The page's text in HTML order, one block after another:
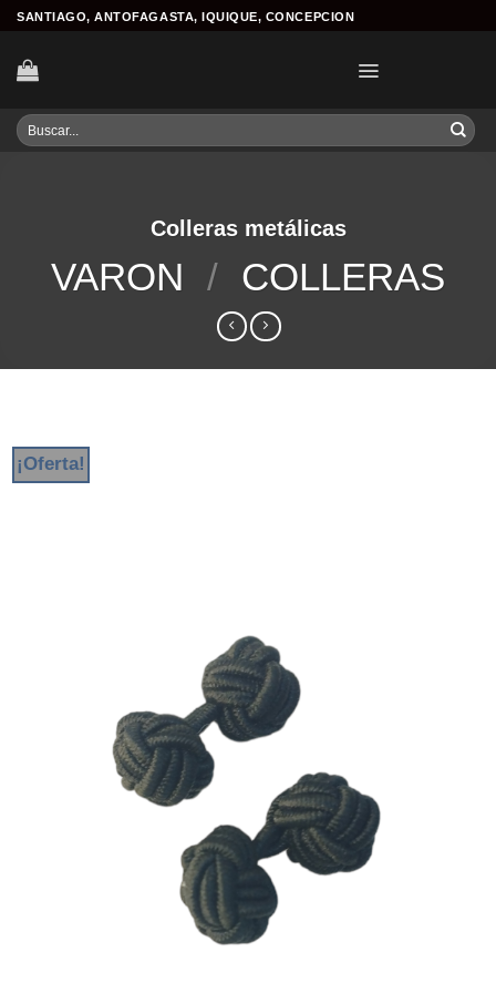
Skip
content
SANTIAGO, ANTOFAGASTA, IQUIQUE, CONCEPCION
Buscar
por:
Colleras metálicas
VARON / COLLERAS
¡Oferta!